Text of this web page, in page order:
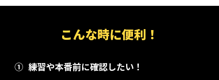
こんな時に便利！
① 練習や本番前に確認したい！